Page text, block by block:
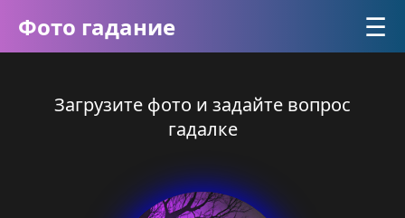
Фото гадание ☰
Загрузите фото и задайте вопрос
гадалке